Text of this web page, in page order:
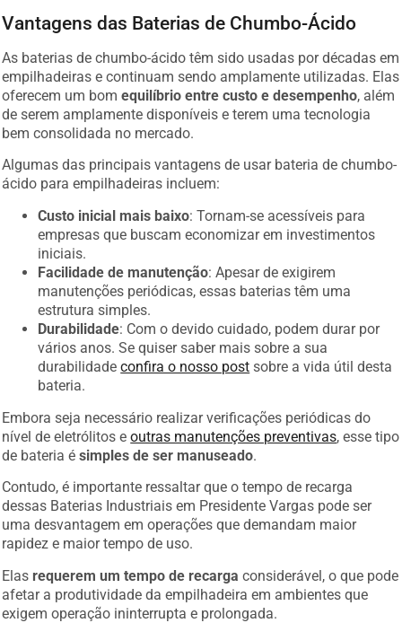
Vantagens das Baterias de Chumbo-Ácido
As baterias de chumbo-ácido têm sido usadas por décadas em
empilhadeiras e continuam sendo amplamente utilizadas. Elas
oferecem um bomequilíbrio entre custo e desempenho, além
de serem amplamente disponíveis e terem uma tecnologia
bem consolidada no mercado.
Algumas das principais vantagens de usar bateria de chumbo-
ácido para empilhadeiras incluem:
Custo inicial mais baixo: Tornam-se acessíveis para
empresas que buscam economizar em investimentos
iniciais.
Facilidade de manutenção: Apesar de exigirem
manutenções periódicas, essas baterias têm uma
estrutura simples.
Durabilidade: Com o devido cuidado, podem durar por
vários anos. Se quiser saber mais sobre a sua
durabilidadeconfira o nosso post sobre a vida útil desta
bateria.
Embora seja necessário realizar verificações periódicas do
nível de eletrólitos eoutras manutenções preventivas, esse tipo
de bateria ésimples de ser manuseado.
Contudo, é importante ressaltar que o tempo de recarga
dessas Baterias Industriais em Presidente Vargas pode ser
uma desvantagem em operações que demandam maior
rapidez e maior tempo de uso.
Elas requerem um tempo de recarga considerável, o que pode
afetar a produtividade da empilhadeira em ambientes que
exigem operação ininterrupta e prolongada.